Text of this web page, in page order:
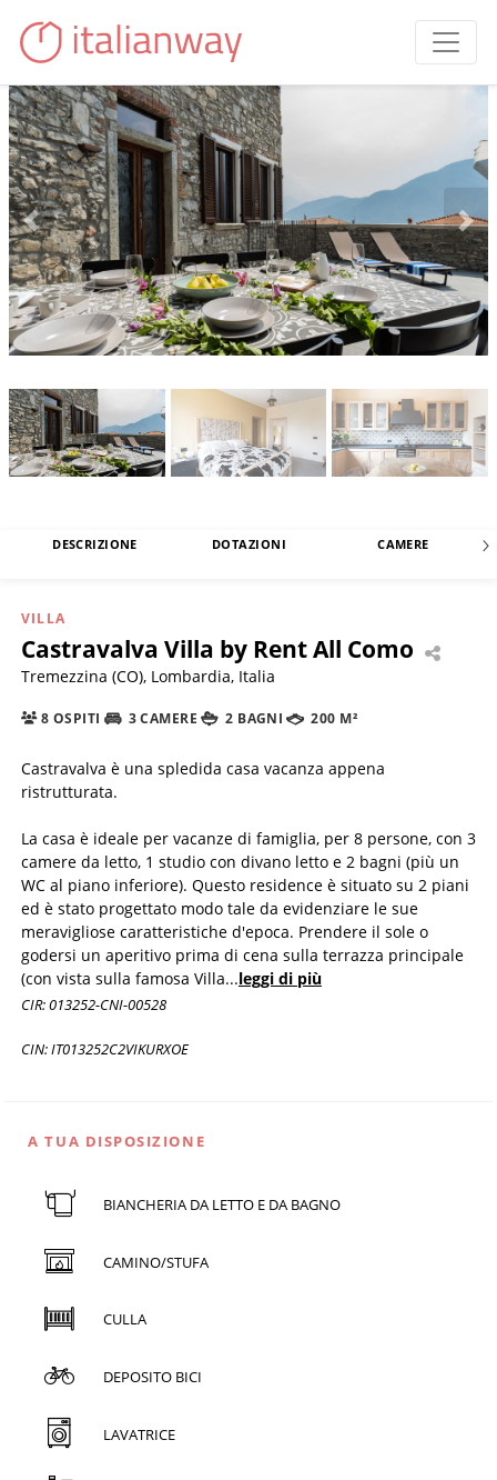
DESCRIZIONE DOTAZIONI CAMERE
VILLA
Castravalva Villa by Rent All Como
Tremezzina (CO), Lombardia, Italia
8 OSPITI 3 CAMERE 2 BAGNI 200 M²
Castravalva è una spledida casa vacanza appena
ristrutturata.
La casa è ideale per vacanze di famiglia, per 8 persone, con 3
camere da letto, 1 studio con divano letto e 2 bagni (più un
WC al piano inferiore). Questo residence è situato su 2 piani
ed è stato progettato modo tale da evidenziare le sue
meravigliose caratteristiche d'epoca. Prendere il sole o
godersi un aperitivo prima di cena sulla terrazza principale
(con vista sulla famosa Villa...leggi di più
CIR: 013252-CNI-00528
CIN: IT013252C2VIKURXOE
A TUA DISPOSIZIONE
BIANCHERIA DA LETTO E DA BAGNO
CAMINO/STUFA
CULLA
DEPOSITO BICI
LAVATRICE